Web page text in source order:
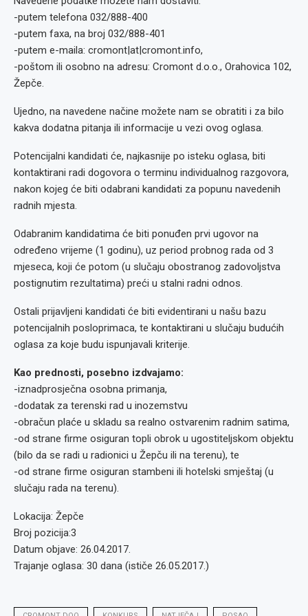
-putem telefona 032/888-400
-putem faxa, na broj 032/888-401
-putem e-maila: cromont|at|cromont.info,
-poštom ili osobno na adresu: Cromont d.o.o., Orahovica 102,
Žepče.
Ujedno, na navedene načine možete nam se obratiti i za bilo
kakva dodatna pitanja ili informacije u vezi ovog oglasa.
Potencijalni kandidati će, najkasnije po isteku oglasa, biti
kontaktirani radi dogovora o terminu individualnog razgovora,
nakon kojeg će biti odabrani kandidati za popunu navedenih
radnih mjesta.
Odabranim kandidatima će biti ponuđen prvi ugovor na
određeno vrijeme (1 godinu), uz period probnog rada od 3
mjeseca, koji će potom (u slučaju obostranog zadovoljstva
postignutim rezultatima) preći u stalni radni odnos.
Ostali prijavljeni kandidati će biti evidentirani u našu bazu
potencijalnih posloprimaca, te kontaktirani u slučaju budućih
oglasa za koje budu ispunjavali kriterije.
Kao prednosti, posebno izdvajamo:
-iznadprosječna osobna primanja,
-dodatak za terenski rad u inozemstvu
-obračun plaće u skladu sa realno ostvarenim radnim satima,
-od strane firme osiguran topli obrok u ugostiteljskom objektu
(bilo da se radi u radionici u Žepču ili na terenu), te
-od strane firme osiguran stambeni ili hotelski smještaj (u
slučaju rada na terenu).
Lokacija: Žepče
Broj pozicija:3
Datum objave: 26.04.2017.
Trajanje oglasa: 30 dana (ističe 26.05.2017.)